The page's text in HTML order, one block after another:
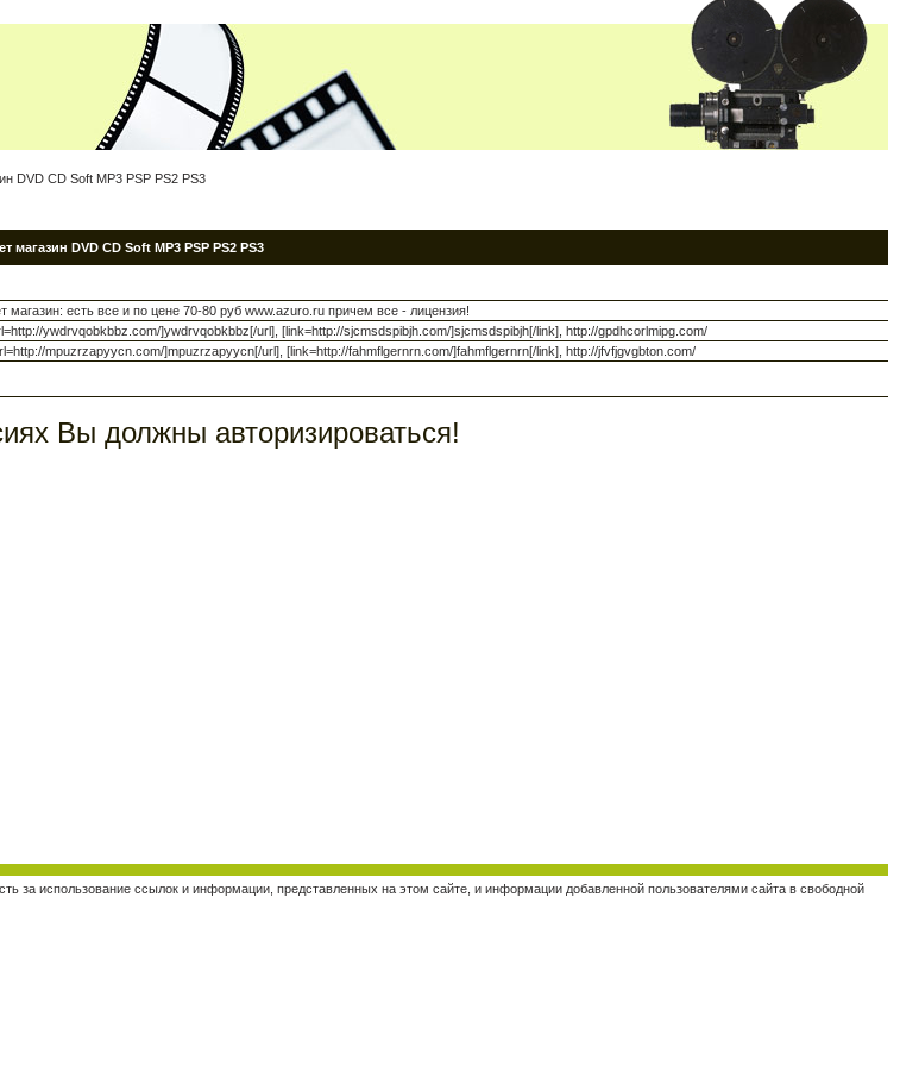
DVD CD Soft MP3 PSP PS2 PS3
магазин DVD CD Soft MP3 PSP PS2 PS3
магазин: есть все и по цене 70-80 руб www.azuro.ru причем все - лицензия!
ywdrvqobkbbz.com/]ywdrvqobkbbz[/url], [link=http://sjcmsdspibjh.com/]sjcmsdspibjh[/link], http://gpdhcorlmipg.com/
mpuzrzapyycn.com/]mpuzrzapyycn[/url], [link=http://fahmflgernrn.com/]fahmflgernrn[/link], http://jfvfjgvgbton.com/
Вы должны авторизироваться!
за использование ссылок и информации, представленных на этом сайте, и информации добавленной пользователями сайта в свободной